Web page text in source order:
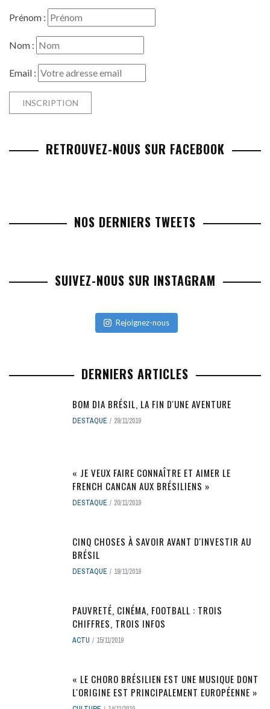
Prénom :
Nom :
Email :
RETROUVEZ-NOUS SUR FACEBOOK
NOS DERNIERS TWEETS
SUIVEZ-NOUS SUR INSTAGRAM
Rejoignez-nous
DERNIERS ARTICLES
BOM DIA BRÉSIL, LA FIN D'UNE AVENTURE
DESTAQUE 29/11/2019
« JE VEUX FAIRE CONNAÎTRE ET AIMER LE
FRENCH CANCAN AUX BRÉSILIENS »
DESTAQUE 20/11/2019
CINQ CHOSES À SAVOIR AVANT D'INVESTIR AU
BRÉSIL
DESTAQUE 19/11/2019
PAUVRETÉ, CINÉMA, FOOTBALL : TROIS
CHIFFRES, TROIS INFOS
ACTU 15/11/2019
« LE CHORO BRÉSILIEN EST UNE MUSIQUE DONT
L'ORIGINE EST PRINCIPALEMENT EUROPÉENNE »